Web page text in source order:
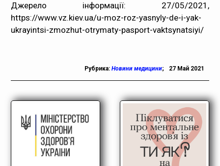
Джерело інформації: 27/05/2021,
https://www.vz.kiev.ua/u-moz-roz-yasnyly-de-i-yak-
ukrayintsi-zmozhut-otrymaty-pasport-vaktsynatsiyi/
Рубрика: Новини медицини; 27 Май 2021